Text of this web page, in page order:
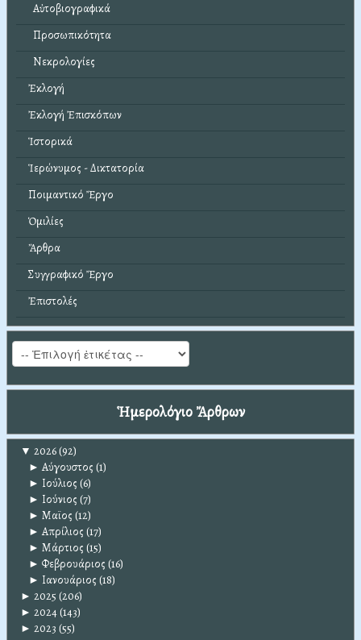
Αὐτοβιογραφικά
Προσωπικότητα
Νεκρολογίες
Ἐκλογή
Ἐκλογή Ἐπισκόπων
Ἱστορικά
Ἱερώνυμος - Δικτατορία
Ποιμαντικό Ἔργο
Ὁμιλίες
Ἄρθρα
Συγγραφικό Ἔργο
Ἐπιστολές
Ἡμερολόγιο Ἄρθρων
▼ 2026(92)
► Αύγουστος (1)
► Ιούλιος (6)
► Ιούνιος (7)
► Μαϊος (12)
► Απρίλιος (17)
► Μάρτιος (15)
► Φεβρουάριος (16)
► Ιανουάριος (18)
► 2025 (206)
► 2024(143)
► 2023 (55)